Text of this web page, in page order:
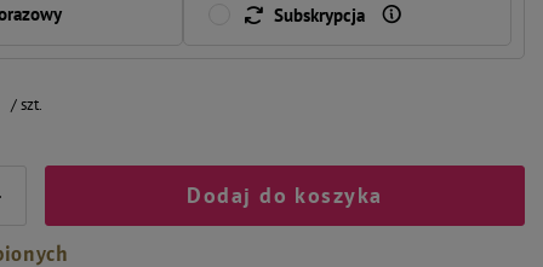
Subskrypcja
/szt.
Dodaj do koszyka